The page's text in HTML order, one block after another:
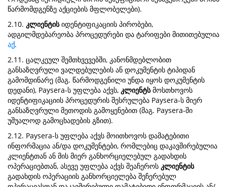
წარმომდგენზე აქციების მფლობელები).
2.10. კლიენტისიდენტიფიკაციის პირობები,
ადგილმდებარეობა პროცედურები და ტარიფები მითითებულია
აქ.
2.11. ცალკეულ შემთხვევებში, კანონმდებლობით
განსაზღვრული ვალდებულების ან დოკუმენტის ტიპიდან
გამომდინარე (მაგ. წარმოდგენილი უნდა იყოს დოკუმენტის
დედანი), Paysera-ს უფლება აქვს, კლიენტსმოსთხოვოს
იდენტიფიკაციის პროცედურის შესრულება Paysera-ს მიერ
განსაზღვრული მეთოდის გამოყენებით (მაგ. Paysera-ში
უშუალოდ გამოცხადების გზით).
2.12. Paysera-ს უფლება აქვს მოითხოვოს დამატებითი
ინფორმაცია ან/და დოკუმენტები, რომლებიც დაკავშირებულია
კლიენტთან ან მის მიერ განხორციელებულ გადახდის
ოპერაციებთან, ასევე უფლება აქვს შეაჩეროს კლიენტის
გადახდის ოპერაციის განხორციელება შეჩერებულ